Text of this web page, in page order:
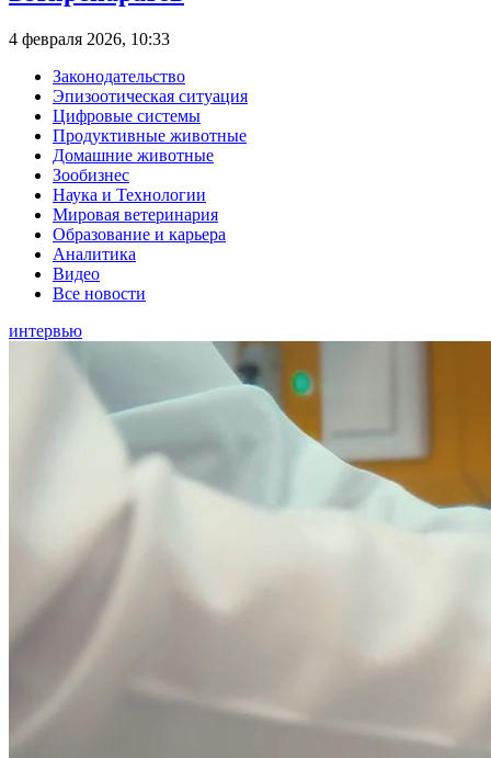
4 февраля 2026, 10:33
Законодательство
Эпизоотическая ситуация
Цифровые системы
Продуктивные животные
Домашние животные
Зообизнес
Наука и Технологии
Мировая ветеринария
Образование и карьера
Аналитика
Видео
Все новости
интервью